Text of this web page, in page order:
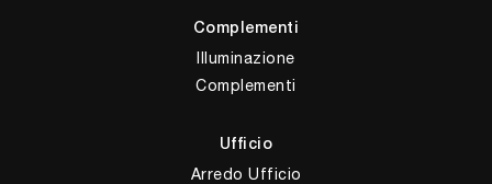
Complementi
Illuminazione
Complementi
Ufficio
Arredo Ufficio